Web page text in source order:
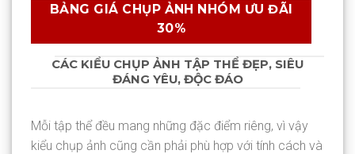
BẢNG GIÁ CHỤP ẢNH NHÓM ƯU ĐÃI
30%
CÁC KIỂU CHỤP ẢNH TẬP THỂ ĐẸP, SIÊU
ĐÁNG YÊU, ĐỘC ĐÁO
Mỗi tập thể đều mang những đặc điểm riêng, vì vậy
kiểu chụp ảnh cũng cần phải phù hợp với tính cách và